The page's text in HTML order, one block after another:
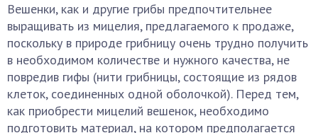
Вешенки, как и другие грибы предпочтительнее
выращивать из мицелия, предлагаемого к продаже,
поскольку в природе грибницу очень трудно получить
в необходимом количестве и нужного качества, не
повредив гифы (нити грибницы, состоящие из рядов
клеток, соединенных одной оболочкой). Перед тем,
как приобрести мицелий вешенок, необходимо
подготовить материал, на котором предполагается